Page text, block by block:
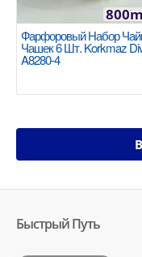
Фарфоровый Набор
Чашек 6 Шт. Korkmaz
A8280-4
Быстрый Путь